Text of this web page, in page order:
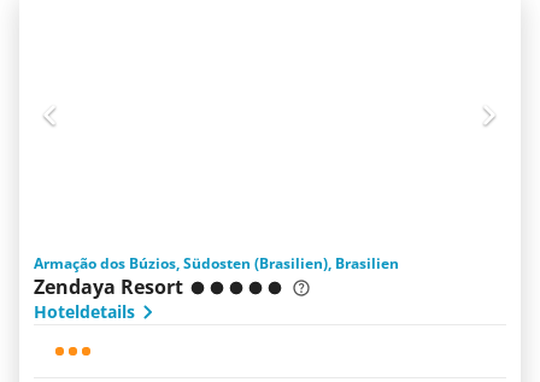
Armação dos Búzios, Südosten (Brasilien), Brasilien
Zendaya Resort
Hoteldetails